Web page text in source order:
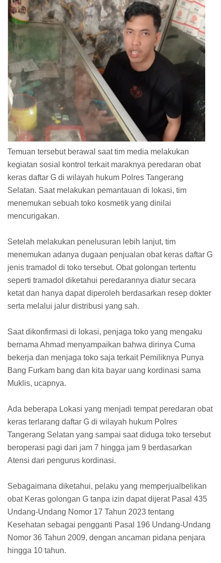
Temuan tersebut berawal saat tim media melakukan
kegiatan sosial kontrol terkait maraknya peredaran obat
keras daftar G di wilayah hukum Polres Tangerang
Selatan. Saat melakukan pemantauan di lokasi, tim
menemukan sebuah toko kosmetik yang dinilai
mencurigakan.
Setelah melakukan penelusuran lebih lanjut, tim
menemukan adanya dugaan penjualan obat keras daftar G
jenis tramadol di toko tersebut. Obat golongan tertentu
seperti tramadol diketahui peredarannya diatur secara
ketat dan hanya dapat diperoleh berdasarkan resep dokter
serta melalui jalur distribusi yang sah.
Saat dikonfirmasi di lokasi, penjaga toko yang mengaku
bernama Ahmad menyampaikan bahwa dirinya Cuma
bekerja dan menjaga toko saja terkait Pemiliknya Punya
Bang Furkam bang dan kita bayar uang kordinasi sama
Muklis, ucapnya.
Ada beberapa Lokasi yang menjadi tempat peredaran obat
keras terlarang daftar G di wilayah hukum Polres
Tangerang Selatan yang sampai saat diduga toko tersebut
beroperasi pagi dari jam 7 hingga jam 9 berdasarkan
Atensi dari pengurus kordinasi.
Sebagaimana diketahui, pelaku yang memperjualbelikan
obat Keras golongan G tanpa izin dapat dijerat Pasal 435
Undang-Undang Nomor 17 Tahun 2023 tentang
Kesehatan sebagai pengganti Pasal 196 Undang-Undang
Nomor 36 Tahun 2009, dengan ancaman pidana penjara
hingga 10 tahun.